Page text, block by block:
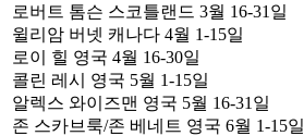
로버트 톰슨 스코틀랜드 3월 16-31일
윌리암 버넷 캐나다 4월 1-15일
로이 힐 영국 4월 16-30일
콜린 레시 영국 5월 1-15일
알렉스 와이즈맨 영국 5월 16-31일
존 스카브룩/존 베네트 영국 6월 1-15일